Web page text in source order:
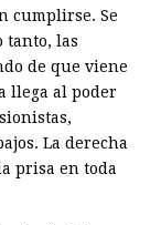
cumplirse. Se
tanto, las
de que viene
llega al poder
La derecha
prisa en toda